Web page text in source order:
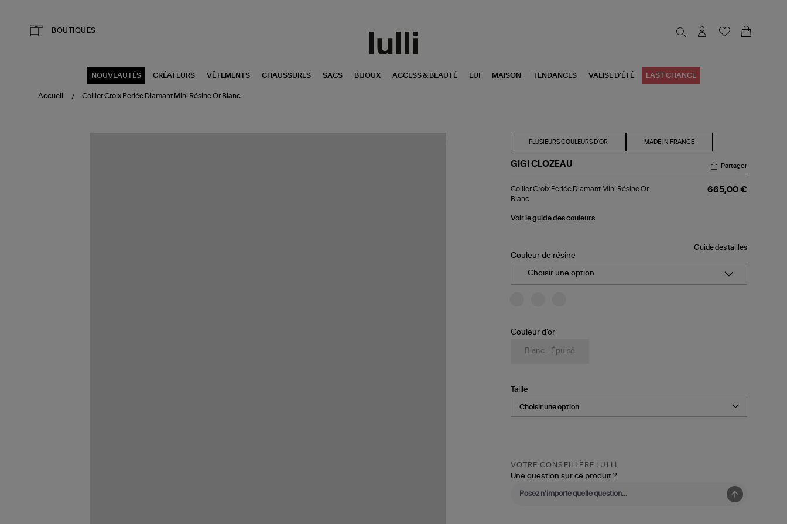
BOUTIQUES
NOUVEAUTÉS CRÉATEURS VÊTEMENTS CHAUSSURES SACS BIJOUX ACCESS & BEAUTÉ LUI MAISON TENDANCES VALISE D'ÉTÉ LAST CHANCE
Accueil Collier Croix Perlée Diamant Mini Résine Or Blanc
PLUSIEURS COULEURS D'OR MADE IN FRANCE
GIGI CLOZEAU
Croix
Perlée
Mini
Partager
Collier Croix Perlée Diamant Mini Résine Or
Blanc
665,00 €
Voir le guide des couleurs
Guide des tailles
Couleur de résine
Choisir une option
Couleur d'or
Blanc - Épuisé
Taille
VOTRE CONSEILLÈRE LULLI
Une question sur ce produit ?